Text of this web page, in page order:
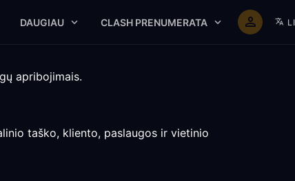
DAUGIAU CLASH PRENUMERATA
apribojimais.
taško, kliento, paslaugos ir vietinio